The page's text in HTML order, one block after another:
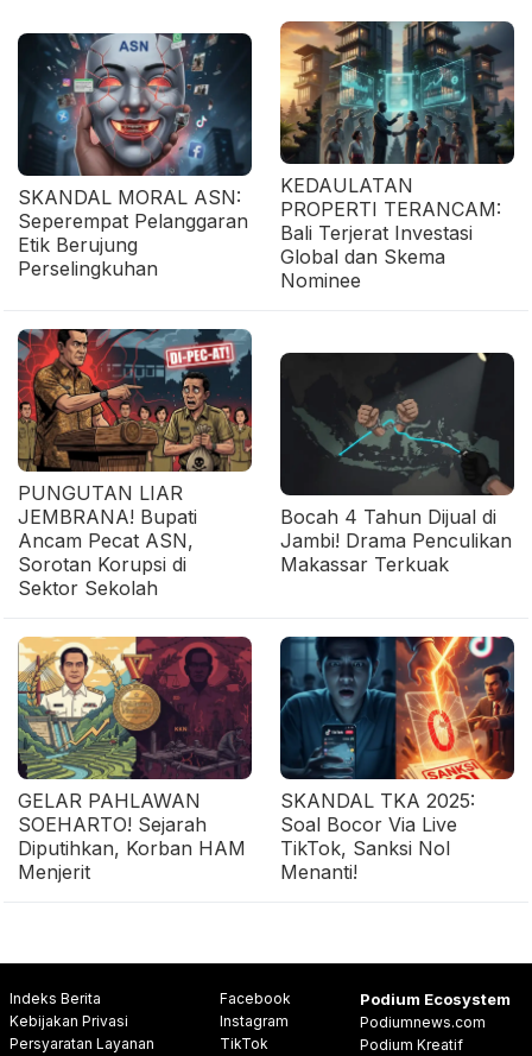
SKANDAL MORAL ASN:
Seperempat Pelanggaran
Etik Berujung
Perselingkuhan
KEDAULATAN
PROPERTI TERANCAM:
Bali Terjerat Investasi
Global dan Skema
Nominee
PUNGUTAN LIAR
JEMBRANA! Bupati
Ancam Pecat ASN,
Sorotan Korupsi di
Sektor Sekolah
Bocah 4 Tahun Dijual di
Jambi! Drama Penculikan
Makassar Terkuak
GELAR PAHLAWAN
SOEHARTO! Sejarah
Diputihkan, Korban HAM
Menjerit
SKANDAL TKA 2025:
Soal Bocor Via Live
TikTok, Sanksi Nol
Menanti!
Indeks Berita
Kebijakan Privasi
Persyaratan Layanan
Facebook
Instagram
TikTok
Podium Ecosystem
Podiumnews.com
Podium Kreatif